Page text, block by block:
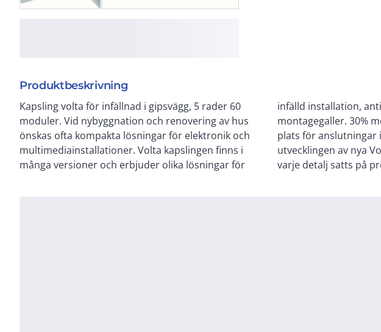
Produktbeskrivning
Kapsling volta för infällnad i gipsvägg, 5 rader 60
moduler. Vid nybyggnation och renovering av hus
önskas ofta kompakta lösningar för elektronik och
multimediainstallationer. Volta kapslingen finns i
många versioner och erbjuder olika lösningar för
infälld installation, antingen med DIN-skena eller
montagegaller. 30% mer ledningsutrymme samt mer
plats för anslutningar i ovan- och nederkant. Vid
utvecklingen av nya Volta har varje arbetsmoment,
varje detalj satts på